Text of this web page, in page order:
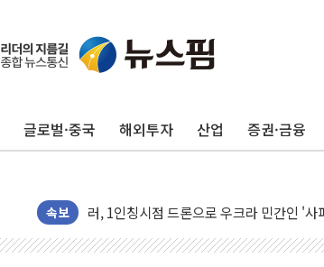
글로벌·중국 해외투자 산업 증권·금융
속보
뉴욕증시 개장 전 특징주...모더나·아이
김정관 장관 "영업이익 N% 성과급 반대
뉴욕증시 프리뷰, 미 주가선물 AI주 차익
청와대, 북한 단거리 탄도미사일 발사에
금값 7주 만에 최고…美 고용 둔화·호르무
러, 1인칭시점 드론으로 우크라 민간인 '
[베트남 증시] 지수 하락 속 'DGC' 임시 주